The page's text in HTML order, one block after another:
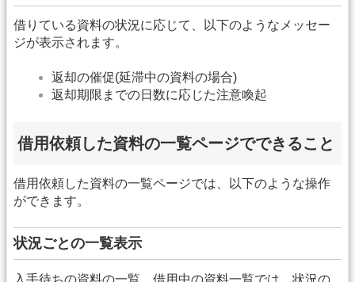
借りている資料の状況に応じて、以下のようなメッセー
ジが表示されます。
返却の催促(延滞中の資料の場合)
返却期限までの日数に応じた注意喚起
借用依頼した資料の一覧ページでできること
借用依頼した資料の一覧ページでは、以下のような操作
ができます。
状況ごとの一覧表示